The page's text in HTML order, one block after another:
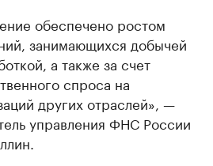
обеспечено ростом
занимающихся добычей
а также за счет
спроса на
других отраслей», —
управления ФНС России